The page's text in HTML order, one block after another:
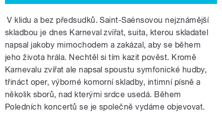
V klidu a bez předsudků. Saint-Saënsovou nejznámější
skladbou je dnes Karneval zvířat, suita, kterou skladatel
napsal jakoby mimochodem a zakázal, aby se během
jeho života hrála. Nechtěl si tím kazit pověst. Kromě
Karnevalu zvířat ale napsal spoustu symfonické hudby,
třináct oper, výborné komorní skladby, intimní písně a
několik sborů, nad kterými srdce usedá. Během
Poledních koncertů se je společně vydáme objevovat.